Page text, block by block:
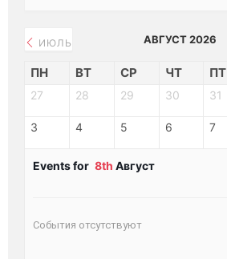
ИЮЛЬ АВГУСТ 2026
ПН ВТ СР ЧТ ПТ
27 28 29 30 31
3 4 5 6 7
Events for 8th Август
События отсутствуют